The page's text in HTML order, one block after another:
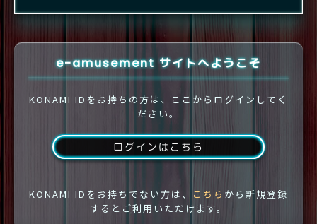
e-amusement サイトへようこそ
KONAMI IDをお持ちの方は、ここからログインしてく
ださい。
ログインはこちら
KONAMI IDをお持ちでない方は、 こちら から新規登録
するとご利用いただけます。